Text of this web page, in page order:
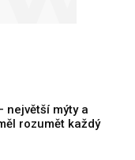
největší mýty a
rozumět každý